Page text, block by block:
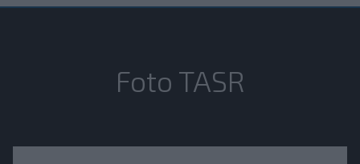
Foto TASR